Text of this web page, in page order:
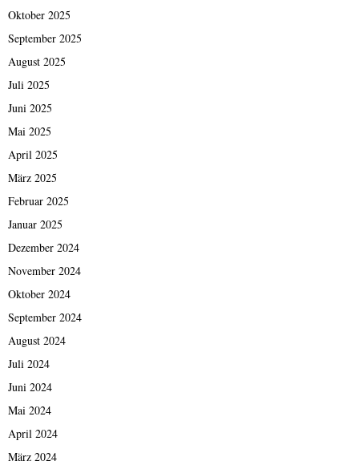
Oktober 2025
September 2025
August 2025
Juli 2025
Juni 2025
Mai 2025
April 2025
März 2025
Februar 2025
Januar 2025
Dezember 2024
November 2024
Oktober 2024
September 2024
August 2024
Juli 2024
Juni 2024
Mai 2024
April 2024
März 2024